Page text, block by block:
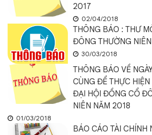
2017
02/04/2018
THÔNG BÁO : THƯ
ĐÔNG THƯỜNG
30/03/2018
THÔNG BÁO VỀ
CÙNG ĐỂ THỰC
ĐẠI HỘI ĐỒNG CỔ
NIÊN NĂM 2018
01/03/2018
BÁO CÁO TÀI CHÍNH